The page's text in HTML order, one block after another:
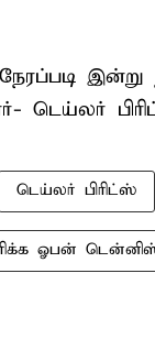
இன்று
டெய்லர்
டெய்லர் பிரிட்ஸ்
ஓபன்